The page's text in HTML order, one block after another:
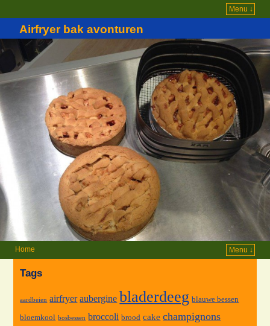
Menu ↓
Airfryer bak avonturen
Home Menu ↓
Tags
aardbeien airfryer aubergine bladerdeeg blauwe bessen
bloemkool bosbessen broccoli brood cake champignons